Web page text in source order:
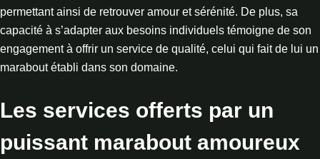
permettant ainsi de retrouver amour et sérénité. De plus, sa
capacité à s’adapter aux besoins individuels témoigne de son
engagement à offrir un service de qualité, celui qui fait de lui un
marabout établi dans son domaine.
Les services offerts par un
puissant marabout amoureux